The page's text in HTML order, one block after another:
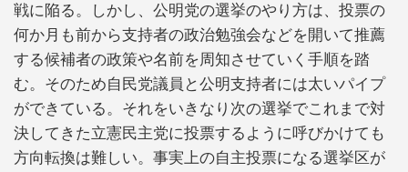
戦に陥る。しかし、公明党の選挙のやり方は、投票の
何か月も前から支持者の政治勉強会などを開いて推薦
する候補者の政策や名前を周知させていく手順を踏
む。そのため自民党議員と公明支持者には太いパイプ
ができている。それをいきなり次の選挙でこれまで対
決してきた立憲民主党に投票するように呼びかけても
方向転換は難しい。事実上の自主投票になる選挙区が